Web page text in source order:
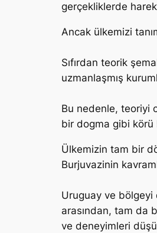
gerçekliklerde
Ancak ülkemizi
Sıfırdan teorik
uzmanlaşmış
Bu nedenle, teoriyi
bir dogma gibi
Ülkemizin tam bir
Burjuvazinin
Uruguay ve bölgeyi
arasından, tam da
ve deneyimleri